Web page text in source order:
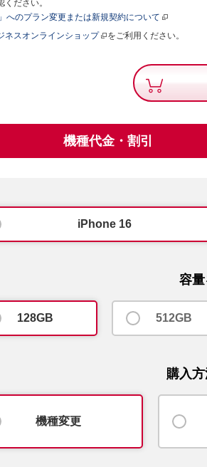
ださい。
へのプラン変更または新規契約について
ネスオンラインショップ をご利用ください。
機種代金・割引
iPhone 16
容
128GB 512GB
購入
機種変更